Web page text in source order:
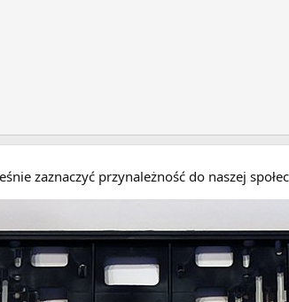
zaznaczyć przynależność do naszej